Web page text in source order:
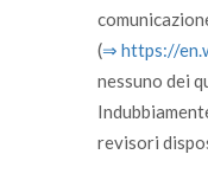
(⇒ https:/­/­
nessuno dei
revisori